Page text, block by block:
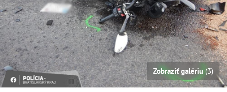
Zobraziť galériu (3)